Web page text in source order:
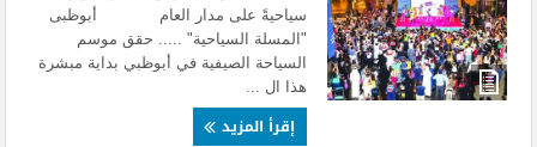
سياحيةً على مدار العام أبوظبى
"المسلة السياحية" ..... حقق موسم
السياحة الصيفية في أبوظبي بداية مبشرة
هذا ال ...
إقرأ المزيد